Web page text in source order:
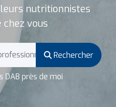
nutritionnistes
chez vous
Rechercher
près de moi